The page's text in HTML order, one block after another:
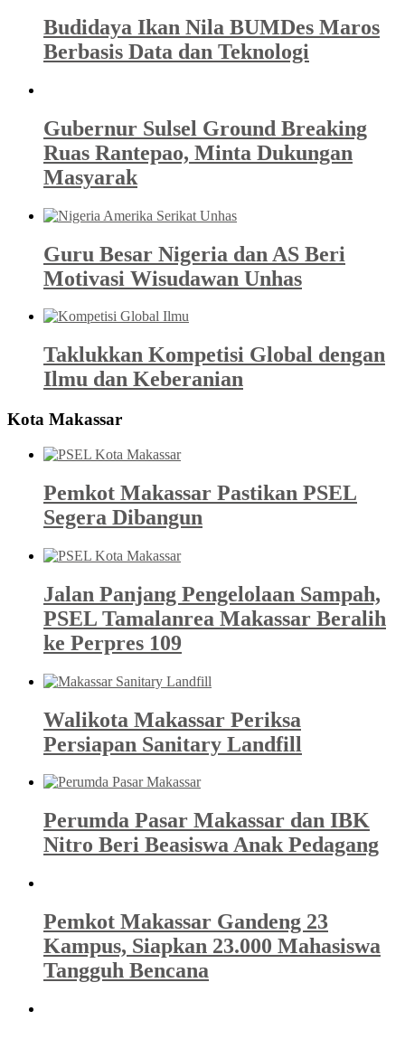
Budidaya Ikan Nila BUMDes Maros
Berbasis Data dan Teknologi
Gubernur Sulsel Ground Breaking
Ruas Rantepao, Minta Dukungan
Masyarak
Guru Besar Nigeria dan AS Beri
Motivasi Wisudawan Unhas
Taklukkan Kompetisi Global dengan
Ilmu dan Keberanian
Kota Makassar
Pemkot Makassar Pastikan PSEL
Segera Dibangun
Jalan Panjang Pengelolaan Sampah,
PSEL Tamalanrea Makassar Beralih
ke Perpres 109
Walikota Makassar Periksa
Persiapan Sanitary Landfill
Perumda Pasar Makassar dan IBK
Nitro Beri Beasiswa Anak Pedagang
Pemkot Makassar Gandeng 23
Kampus, Siapkan 23.000 Mahasiswa
Tangguh Bencana